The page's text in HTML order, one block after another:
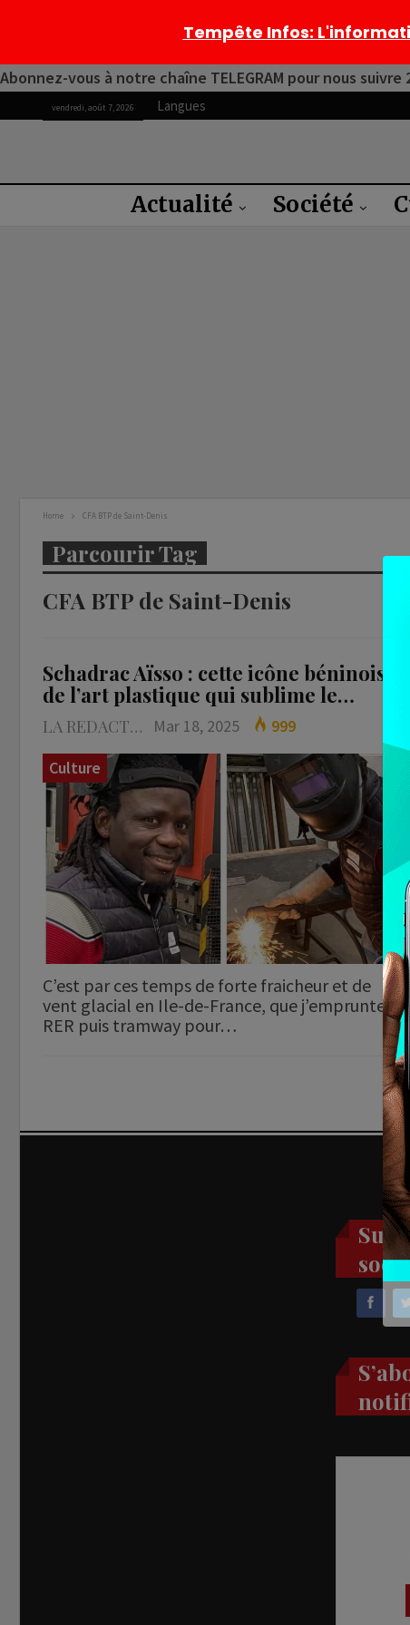
Abonnez-vous à notre chaîne TELEGRAM pour nous
vendredi, août 7, 2026 Langues
Actualité Société
Home CFA BTP de Saint-Denis
Parcourir Tag
CFA BTP de Saint-Denis
Schadrac Aïsso : cette icône béninoise
de l’art plastique qui sublime le…
LA REDACTION Mar 18, 2025
999
Culture
C’est par ces temps de forte fraicheur et de
vent glacial en Ile-de-France, que j’emprunte
RER puis tramway pour…
Tempête Infos: